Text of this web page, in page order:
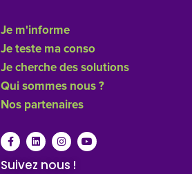
Je m'informe
Je teste ma conso
Je cherche des solutions
Qui sommes nous ?
Nos partenaires
Suivez nous !